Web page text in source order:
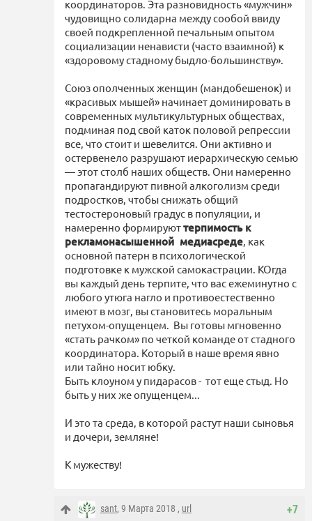
координаторов. Эта разновидность «мужчин»
чудовищно солидарна между сообой ввиду
своей подкрепленной печальным опытом
социализации ненависти (часто взаимной) к
«здоровому стадному быдло-большинству».
Союз ополченных женщин (мандобешенок) и
«красивых мышей» начинает доминировать в
современных мультикультурных обществах,
подминая под свой каток половой репрессии
все, что стоит и шевелится. Они активно и
остервенело разрушают иерархическую семью
— этот столб наших обществ. Они намеренно
пропагандируют пивной алкоголизм среди
подростков, чтобы снижать общий
тестостероновый градус в популяции, и
намеренно формируюттерпимость к
рекламонасышенной медиасреде, как
основной патерн в психологической
подготовке к мужской самокастрации. КОгда
вы каждый день терпите, что вас ежеминутно с
любого утюга нагло и противоестественно
имеют в мозг, вы становитесь моральным
петухом-опущенцем. Вы готовы мгновенно
«стать рачком» по четкой команде от стадного
координатора. Который в наше время явно
или тайно носит юбку.
Быть клоуном у пидарасов - тот еще стыд. Но
быть у них же опущенцем...
И это та среда, в которой растут наши сыновья
и дочери, земляне!
К мужеству!
+7
sant, 9 Марта 2018 , url